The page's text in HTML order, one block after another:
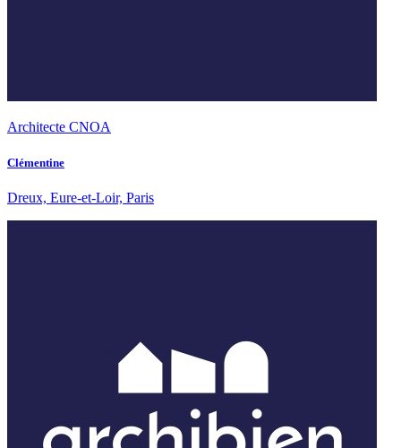
Architecte CNOA
Clémentine
Dreux, Eure-et-Loir, Paris